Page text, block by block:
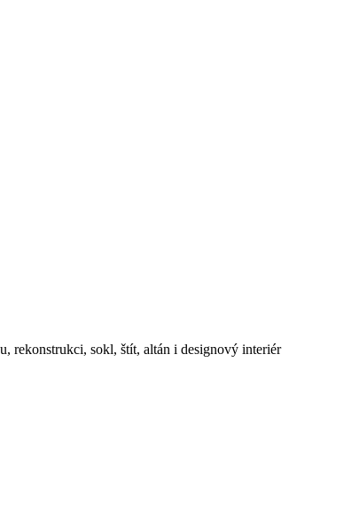
rekonstrukci, sokl, štít, altán i designový interiér